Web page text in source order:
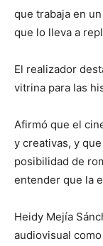
que trabaja en
que lo lleva a
El realizador
vitrina para las
Afirmó que el
y creativas, y
posibilidad de
entender que la
Heidy Mejía
audiovisual